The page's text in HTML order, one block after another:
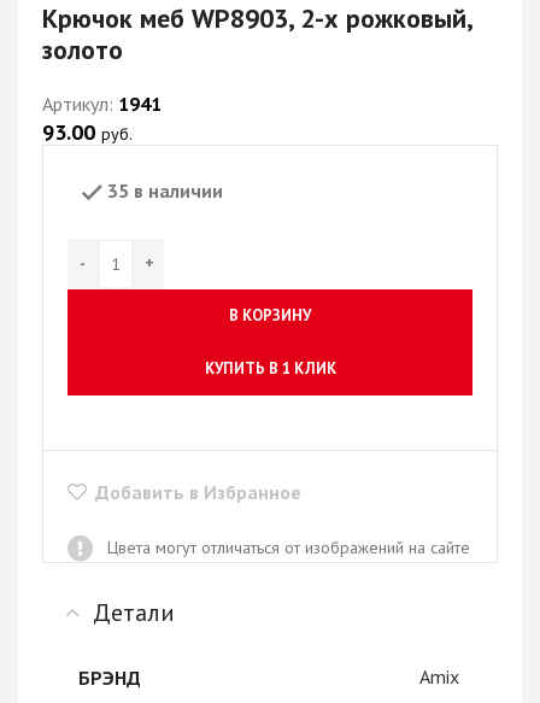
Крючок меб WP8903, 2-х рожковый,
золото
Артикул: 1941
93.00 руб.
35 в наличии
В КОРЗИНУ
КУПИТЬ В 1 КЛИК
Добавить в Избранное
Цвета могут отличаться от изображений на сайте
Детали
БРЭНД Amix